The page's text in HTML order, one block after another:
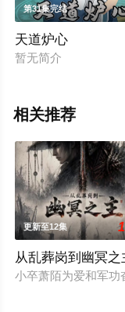
第31集完结
天道炉心
暂无简介
相关推荐
更新至12集
从乱葬岗到幽冥之
小卒萧陌为爱和军功